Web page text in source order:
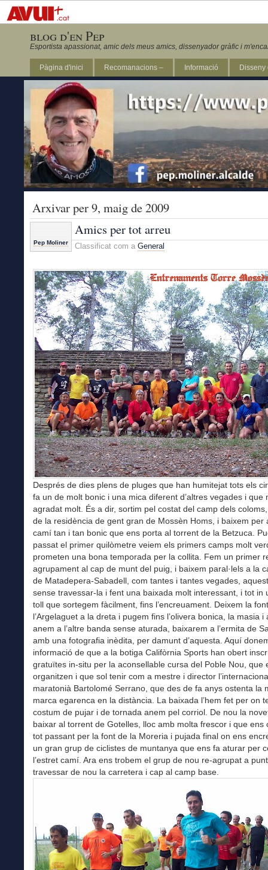
blog d'en Pep
Esportista apassionat, amic dels meus amics, dissenyador gràfic i
Pàgina d'inici Recomanacions – Informació
Revista Marathon 295
Arxivar per 9, maig de 2009
Pep Moliner
Amics per tot arreu
Classificat com a General
Després de dies plens de pluges que han humitejat tots els
fa un de molt bonic i una mica diferent d’altres vegades i que
agradat molt. És a dir, sortim pel costat del camp dels
de la residència de gent gran de Mossèn Homs, i baixem per
camí tan i tan bonic que ens porta al torrent de la Betzuca.
passat el primer quilòmetre veiem els primers camps molt
prometen una bona temporada per la collita. Fem un primer
agrupament al cap de munt del puig, i baixem paral·lels a la
de Matadepera-Sabadell, com tantes i tantes vegades,
sense travessar-la i fent una baixada molt interessant, i tot in
toll que sortegem fàcilment, fins l’encreuament. Deixem la
l’Argelaguet a la dreta i pugem fins l’olivera bonica, la masia i
anem a l’altre banda sense aturada, baixarem a l’ermita de
amb una fotografia inèdita, per damunt d’aquesta. Aquí
informació de que a la botiga Califòrnia Sports han obert
gratuïtes in-situ per la aconsellable cursa del Poble Nou, que
organitzen i que sol tenir com a mestre i director
maratonià Bartolomé Serrano, que des de fa anys ostenta la
marca egarenca en la distància. La baixada l’hem fet per on
costum de pujar i de tornada anem pel corriol. De nou la
baixar al torrent de Gotelles, lloc amb molta frescor i que ens
tot passant per la font de la Moreria i pujada final on ens
un gran grup de ciclistes de muntanya que ens fa aturar per
l’estret camí. Ara ens trobem el grup de nou re-agrupat a
travessar de nou la carretera i cap al camp base.